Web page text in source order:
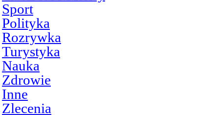
Sport
Polityka
Rozrywka
Turystyka
Nauka
Zdrowie
Inne
Zlecenia